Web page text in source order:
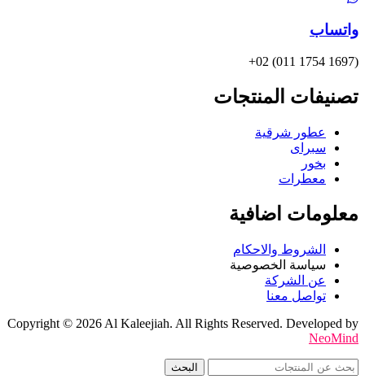
واتساب
(1697 1754 011) 02+
تصنيفات المنتجات
عطور شرقية
سبراى
بخور
معطرات
معلومات اضافية
الشروط والاحكام
سياسة الخصوصية
عن الشركة
تواصل معنا
Copyright © 2026 Al Kaleejiah. All Rights Reserved. Developed by
NeoMind
البحث